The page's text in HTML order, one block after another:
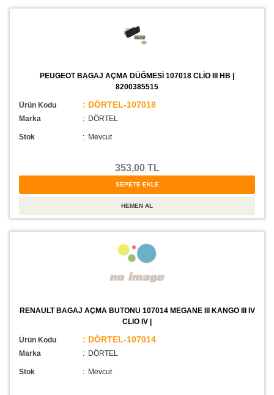
PEUGEOT BAGAJ AÇMA DÜĞMESİ 107018 CLİO III HB |
8200385515
Ürün Kodu : DÖRTEL-107018
Marka : DÖRTEL
Stok : Mevcut
353,00 TL
RENAULT BAGAJ AÇMA BUTONU 107014 MEGANE III KANGO III IV
CLIO IV |
Ürün Kodu : DÖRTEL-107014
Marka : DÖRTEL
Stok : Mevcut